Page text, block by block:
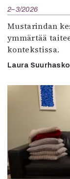
2–3/2026
Mustarindan
ymmärtää
kontekstissa.
Laura Suurhasko